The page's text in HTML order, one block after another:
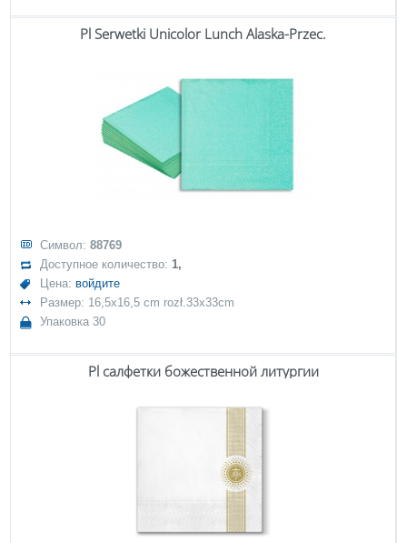
Pl Serwetki Unicolor Lunch Alaska-Przec.
Символ:88769
Доступное количество:1,
Цена: войдите
Размер: 16,5x16,5 cm rozł.33x33cm
Упаковка 30
Pl салфетки божественной литургии